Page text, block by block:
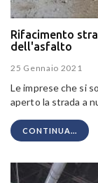
Rifacimento
dell'asfalto
25 Gennaio 2021
Le imprese che si
aperto la strada a
CONTINUA...